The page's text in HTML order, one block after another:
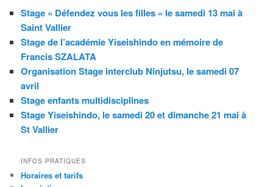
Stage « Défendez vous les filles » le samedi 13 mai à
Saint Vallier
Stage de l’académie Yiseishindo en mémoire de
Francis SZALATA
Organisation Stage interclub Ninjutsu, le samedi 07
avril
Stage enfants multidisciplines
Stage Yiseishindo, le samedi 20 et dimanche 21 mai à
St Vallier
INFOS PRATIQUES
Horaires et tarifs